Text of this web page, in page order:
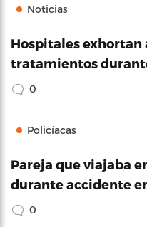
Noticias
Hospitales exhortan
tratamientos
0
Policíacas
Pareja que viajaba
durante accidente
0